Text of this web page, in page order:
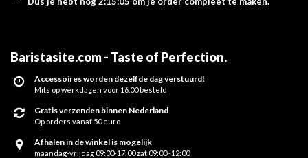
Baristasite.com - Taste of Perfection.
Accessoires worden dezelfde dag verstuurd!
Mits op werkdagen voor 16.00 besteld
Gratis verzenden binnen Nederland
Op orders vanaf 50 euro
Afhalen in de winkel is mogelijk
maandag-vrijdag 09:00-17:00 zat 09:00 -12:00